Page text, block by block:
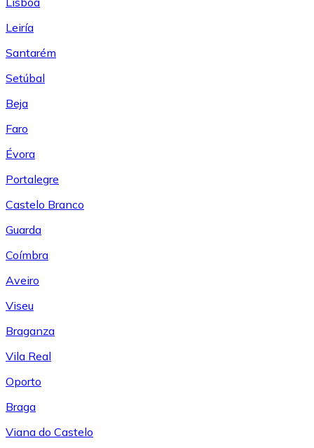
Leiría
Santarém
Setúbal
Beja
Faro
Évora
Portalegre
Castelo Branco
Guarda
Coímbra
Aveiro
Viseu
Braganza
Vila Real
Oporto
Braga
Viana do Castelo